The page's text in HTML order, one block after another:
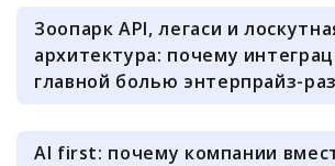
Зоопарк API, легаси и
архитектура: почему
главной болью энтерпрайз-
AI first: почему компании